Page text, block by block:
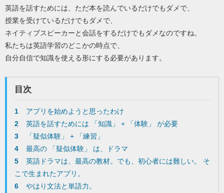
英語を話すためには、ただ本を読んでいるだけでもダメで、
授業を受けているだけでもダメで、
ネイティブスピーカーと会話をするだけでもダメなのですね。
私たちは英語学習のどこかの時点で、
自分自信で知識を使える形にする必要があります。
目次
1
アプリを始めようと思ったわけ
2
英語を話すためには 「知識」 + 「体験」 が必要
3
「疑似体験」 + 「練習」
4
最高の 「疑似体験」 は、ドラマ
5
英語ドラマは、最高の教材。でも、初心者には難しい。 そ
こで生まれたアプリ。
6
やはり文法と単語力。